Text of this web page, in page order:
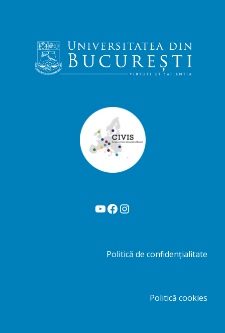
YouTube Facebook Instagram
Politică de confidențialitate
Politică cookies